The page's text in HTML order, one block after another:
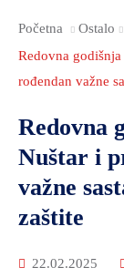
Početna
Ostalo
Redovna
rođendan važne
Redovna
Nuštar i
važne
zaštite
22.02.2025